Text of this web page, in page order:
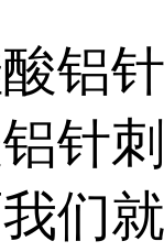
铝
针
们